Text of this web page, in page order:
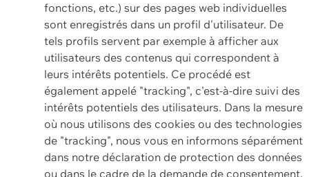
fonctions, etc.) sur des pages web individuelles
sont enregistrés dans un profil d'utilisateur. De
tels profils servent par exemple à afficher aux
utilisateurs des contenus qui correspondent à
leurs intérêts potentiels. Ce procédé est
également appelé "tracking", c'est-à-dire suivi des
intérêts potentiels des utilisateurs. Dans la mesure
où nous utilisons des cookies ou des technologies
de "tracking", nous vous en informons séparément
dans notre déclaration de protection des données
ou dans le cadre de la demande de consentement.